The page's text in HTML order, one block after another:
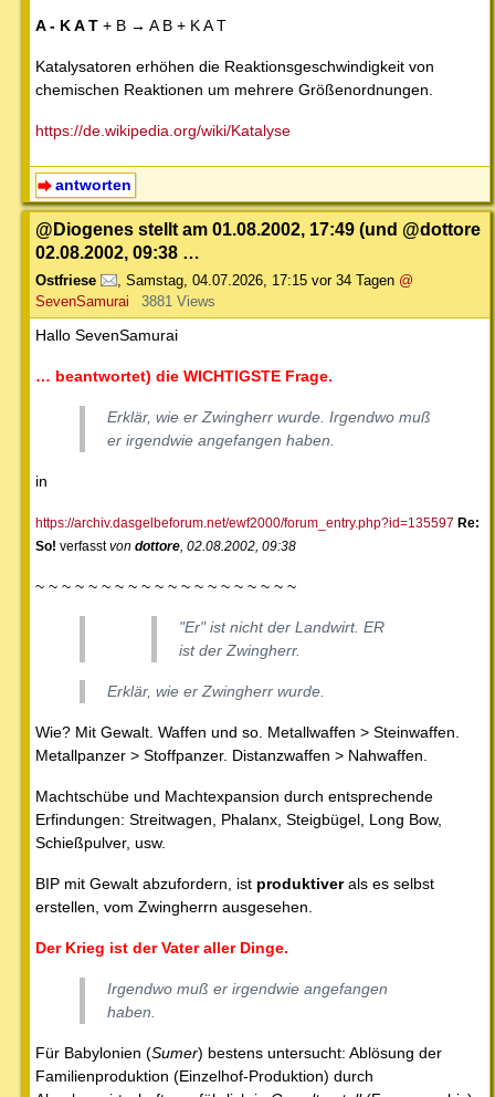
A - K A T + B → A B + K A T
Katalysatoren erhöhen die Reaktionsgeschwindigkeit von
chemischen Reaktionen um mehrere Größenordnungen.
https://de.wikipedia.org/wiki/Katalyse
antworten
@Diogenes stellt am 01.08.2002, 17:49 (und @dottore
02.08.2002, 09:38 …
Ostfriese Samstag, 04.07.2026, 17:15 vor 34 Tagen @
SevenSamurai
3881 Views
Hallo SevenSamurai
… beantwortet) die WICHTIGSTE Frage.
Erklär, wie er Zwingherr wurde. Irgendwo muß
er irgendwie angefangen haben.
in
https://archiv.dasgelbeforum.net/ewf2000/forum_entry.php?id=135597 Re:
So! verfasstvon dottore , 02.08.2002, 09:38
~ ~ ~ ~ ~ ~ ~ ~ ~ ~ ~ ~ ~ ~ ~ ~ ~ ~ ~ ~
"Er" ist nicht der Landwirt. ER
ist der Zwingherr.
Erklär, wie er Zwingherr wurde.
Wie? Mit Gewalt. Waffen und so. Metallwaffen > Steinwaffen.
Metallpanzer > Stoffpanzer. Distanzwaffen > Nahwaffen.
Machtschübe und Machtexpansion durch entsprechende
Erfindungen: Streitwagen, Phalanx, Steigbügel, Long Bow,
Schießpulver, usw.
BIP mit Gewalt abzufordern, ist produktiverals es selbst
erstellen, vom Zwingherrn ausgesehen.
Der Krieg ist der Vater aller Dinge.
Irgendwo muß er irgendwie angefangen
haben.
Für Babylonien (Sumer) bestens untersucht: Ablösung der
Familienproduktion (Einzelhof-Produktion) durch